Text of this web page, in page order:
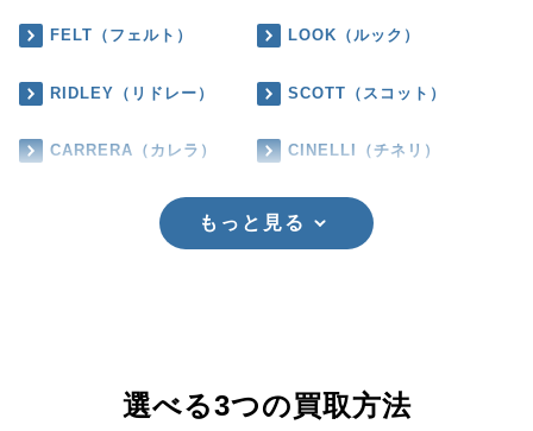
FELT（フェルト） LOOK（ルック）
RIDLEY（リドレー） SCOTT（スコット）
CARRERA（カレラ） CINELLI（チネリ）
もっと見る
選べる3つの買取方法